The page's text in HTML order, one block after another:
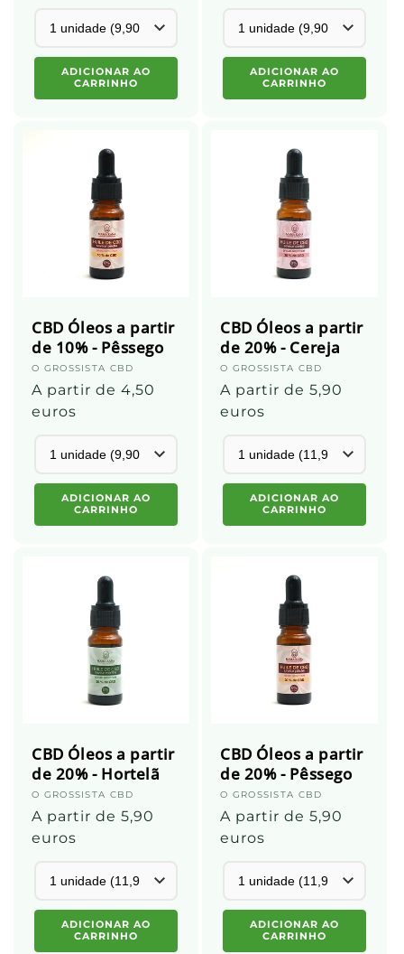
ADICIONAR AO
CARRINHO
ADICIONAR AO
CARRINHO
CBD Óleos a partir
de 10% - Pêssego
Fornecedor:
O GROSSISTA CBD
Preço
normal
A partir de 4,50
euros
ADICIONAR AO
CARRINHO
CBD Óleos a partir
de 20% - Cereja
Fornecedor:
O GROSSISTA CBD
Preço
normal
A partir de 5,90
euros
ADICIONAR AO
CARRINHO
CBD Óleos a partir
de 20% - Hortelã
Fornecedor:
O GROSSISTA CBD
Preço
normal
A partir de 5,90
euros
ADICIONAR AO
CARRINHO
CBD Óleos a partir
de 20% - Pêssego
Fornecedor:
O GROSSISTA CBD
Preço
normal
A partir de 5,90
euros
ADICIONAR AO
CARRINHO